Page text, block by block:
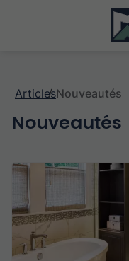
ArticlesNouveautés
Nouveautés